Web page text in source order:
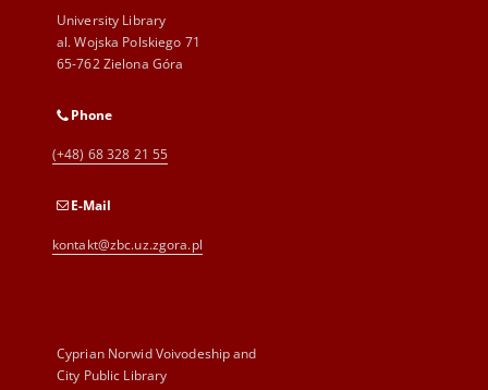
University Library
al. Wojska Polskiego 71
65-762 Zielona Góra
Phone
(+48) 68 328 21 55
E-Mail
kontakt@zbc.uz.zgora.pl
Cyprian Norwid Voivodeship and
City Public Library